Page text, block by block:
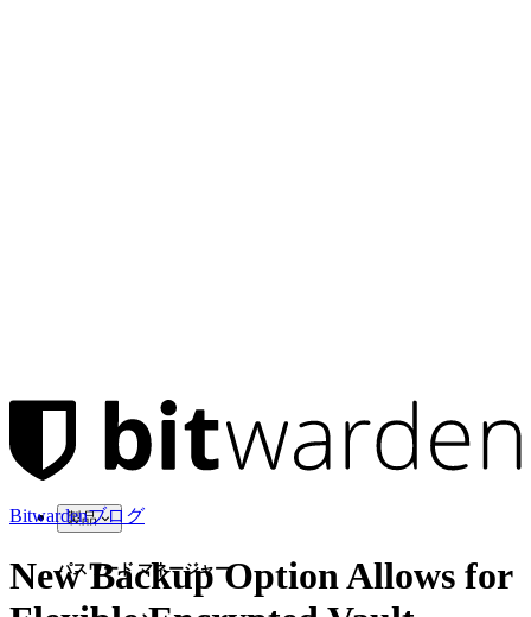
製品
パスワード マネージャー
Bitwardenブログ
New Backup Option Allows for